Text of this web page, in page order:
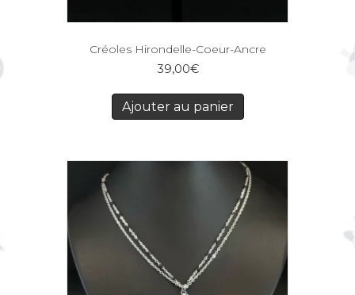
Créoles Hirondelle-Coeur-Ancre
39,00€
Ajouter au panier